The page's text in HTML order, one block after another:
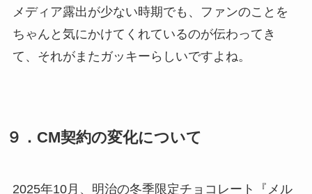
メディア露出が少ない時期でも、ファンのことを
ちゃんと気にかけてくれているのが伝わってき
て、それがまたガッキーらしいですよね。
９．CM契約の変化について
2025年10月、明治の冬季限定チョコレート『メル